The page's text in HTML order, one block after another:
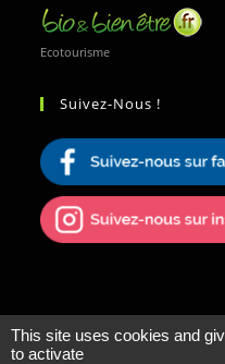
Ecotourisme
Suivez-Nous !
This site uses cookies and
to activate